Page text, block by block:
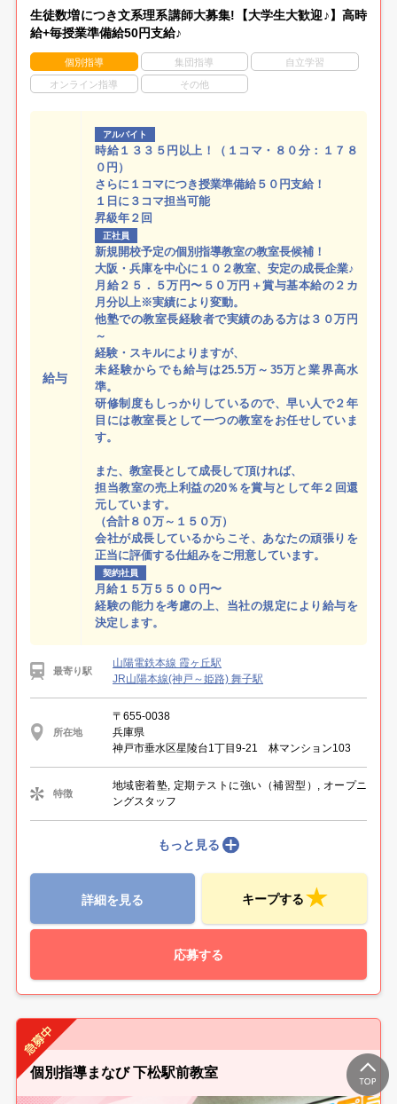
生徒数増につき文系理系講師大募集!【大学生大歓迎♪】高時
給+毎授業準備給50円支給♪
個別指導 集団指導 自立学習
オンライン指導 その他
給与
アルバイト
時給１３３５円以上！（１コマ・８０分：１７８
０円）
さらに１コマにつき授業準備給５０円支給！
１日に３コマ担当可能
昇級年２回
正社員
新規開校予定の個別指導教室の教室長候補！
大阪・兵庫を中心に１０２教室、安定の成長企業♪
月給２５．５万円〜５０万円＋賞与基本給の２カ
月分以上※実績により変動。
他塾での教室長経験者で実績のある方は３０万円
～
経験・スキルによりますが、
未経験からでも給与は25.5万～35万と業界高水
準。
研修制度もしっかりしているので、早い人で２年
目には教室長として一つの教室をお任せしていま
す。
また、教室長として成長して頂ければ、
担当教室の売上利益の20％を賞与として年２回還
元しています。
（合計８０万～１５０万）
会社が成長しているからこそ、あなたの頑張りを
正当に評価する仕組みをご用意しています。
契約社員
月給１５万５５００円〜
経験の能力を考慮の上、当社の規定により給与を
決定します。
最寄り駅
山陽電鉄本線 霞ヶ丘駅
JR山陽本線(神戸～姫路) 舞子駅
所在地
〒655-0038
兵庫県
神戸市垂水区星陵台1丁目9‐21 林マンション103
特徴
地域密着塾, 定期テストに強い（補習型）, オープニ
ングスタッフ
もっと見る
詳細を見る キープする
応募する
個別指導まなび 下松駅前教室